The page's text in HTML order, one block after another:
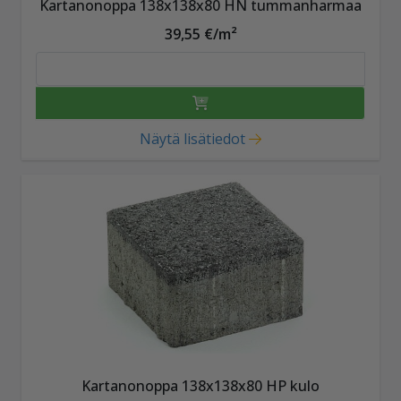
Kartanonoppa 138x138x80 HN tummanharmaa
39,55 €/m²
Näytä lisätiedot
Kartanonoppa 138x138x80 HP kulo